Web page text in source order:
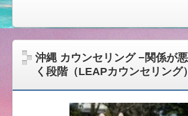
沖縄 カウンセリング −関係が
く段階（LEAPカウンセリング）